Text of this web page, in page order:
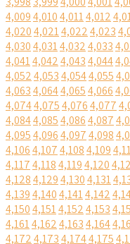
4,0094,0104,0114,012
4,0204,0214,0224,023
4,0304,0314,0324,033
4,0414,0424,0434,044
4,0524,0534,0544,055
4,0634,0644,0654,066
4,0744,0754,0764,077
4,0844,0854,0864,087
4,0954,0964,0974,098
4,1064,1074,1084,109
4,1174,1184,1194,120
4,1284,1294,1304,131
4,1394,1404,1414,142
4,1504,1514,1524,153
4,1614,1624,1634,164
4,1724,1734,1744,175